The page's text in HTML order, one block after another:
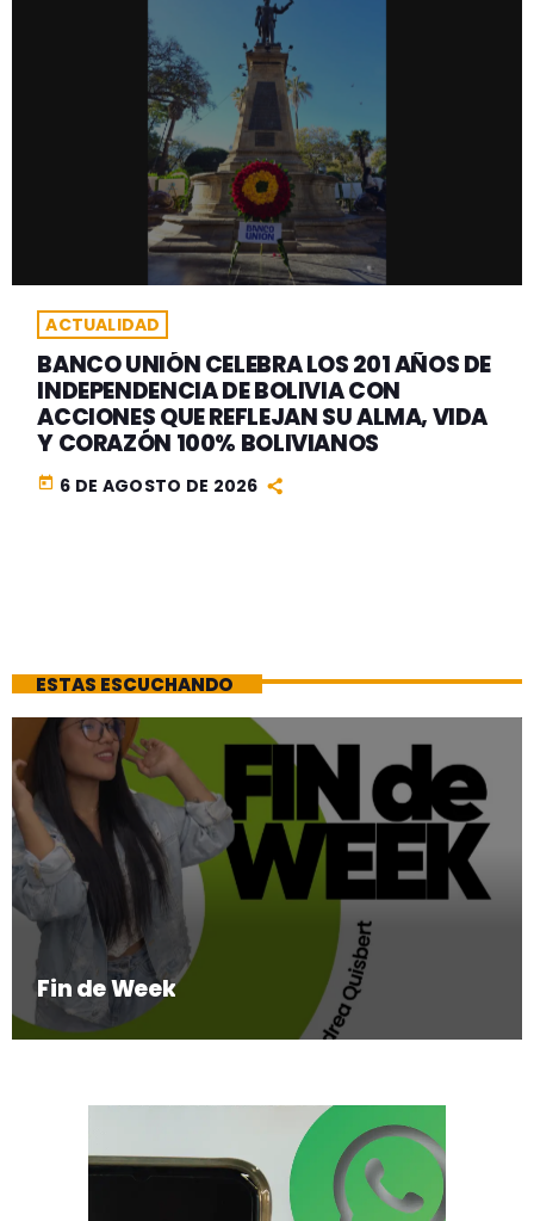
ACTUALIDAD
BANCO UNIÓN CELEBRA LOS 201 AÑOS DE
INDEPENDENCIA DE BOLIVIA CON
ACCIONES QUE REFLEJAN SU ALMA, VIDA
Y CORAZÓN 100% BOLIVIANOS
today 6 DE AGOSTO DE 2026
ESTAS ESCUCHANDO
Fin de Week